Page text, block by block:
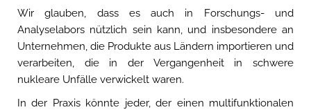
Wir glauben, dass es auch in Forschungs- und
Analyselabors nützlich sein kann, und insbesondere an
Unternehmen, die Produkte aus Ländern importieren und
verarbeiten, die in der Vergangenheit in schwere
nukleare Unfälle verwickelt waren.
In der Praxis könnte jeder, der einen multifunktionalen